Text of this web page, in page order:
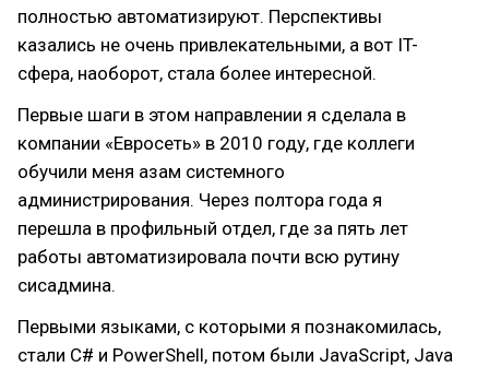
полностью автоматизируют. Перспективы
казались не очень привлекательными, а вот IT-
cфера, наоборот, стала более интересной.
Первые шаги в этом направлении я сделала в
компании «Евросеть» в 2010 году, где коллеги
обучили меня азам системного
администрирования. Через полтора года я
перешла в профильный отдел, где за пять лет
работы автоматизировала почти всю рутину
сисадмина.
Первыми языками, с которыми я познакомилась,
стали C# и PowerShell, потом были JavaScript, Java